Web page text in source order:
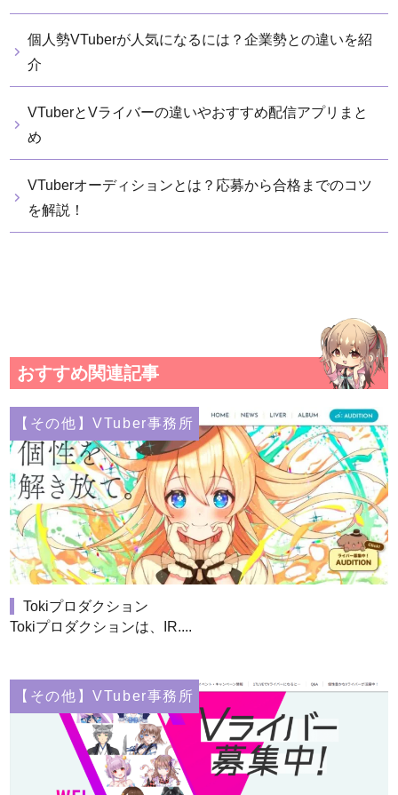
個人勢VTuberが人気になるには？企業勢との違いを紹
介
VTuberとVライバーの違いやおすすめ配信アプリまと
め
VTuberオーディションとは？応募から合格までのコツ
を解説！
おすすめ関連記事
【その他】VTuber事務所
Tokiプロダクション
Tokiプロダクションは、IR....
【その他】VTuber事務所